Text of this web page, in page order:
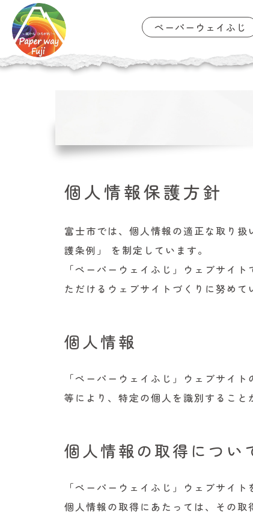
ペーパーウェイふじ
個人情報保護方針
富士市では、個人情報の適正な取り
護条例」 を制定しています。
「ペーパーウェイふじ」ウェブサイ
ただけるウェブサイトづくりに努めて
個人情報
「ペーパーウェイふじ」ウェブサイ
等により、特定の個人を識別すること
個人情報の取得につい
「ペーパーウェイふじ」ウェブサイ
個人情報の取得にあたっては、その